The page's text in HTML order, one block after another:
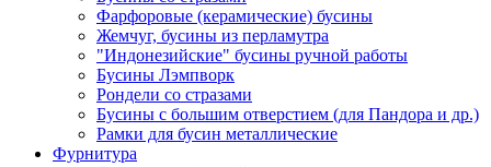
Фарфоровые (керамические) бусины
Жемчуг, бусины из перламутра
"Индонезийские" бусины ручной работы
Бусины Лэмпворк
Рондели со стразами
Бусины с большим отверстием (для Пандора и др.)
Рамки для бусин металлические
Фурнитура